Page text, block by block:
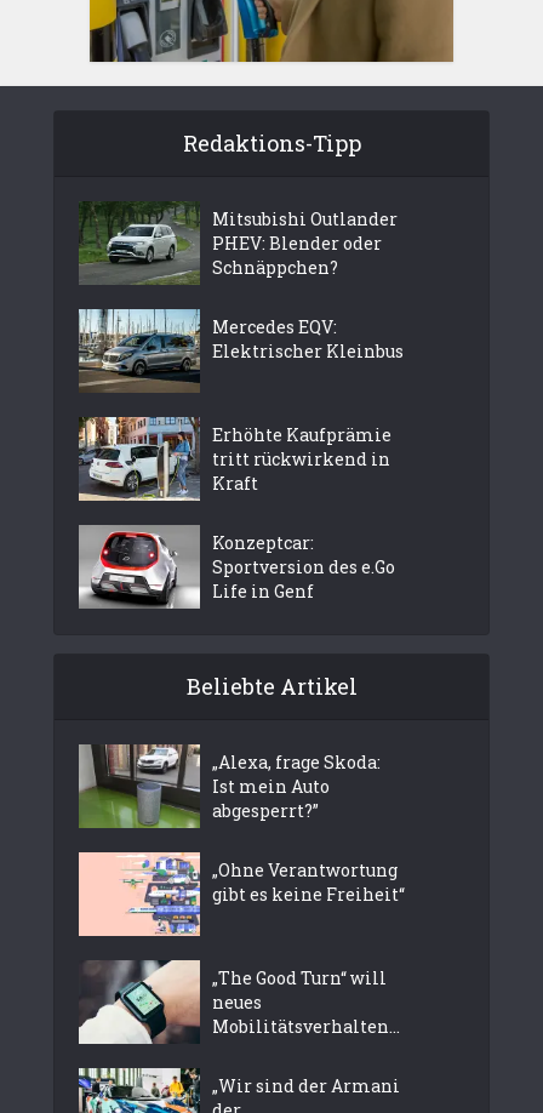
Redaktions-Tipp
Mitsubishi Outlander
PHEV: Blender oder
Schnäppchen?
Mercedes EQV:
Elektrischer Kleinbus
Erhöhte Kaufprämie
tritt rückwirkend in
Kraft
Konzeptcar:
Sportversion des e.Go
Life in Genf
Beliebte Artikel
„Alexa, frage Skoda:
Ist mein Auto
abgesperrt?”
„Ohne Verantwortung
gibt es keine Freiheit“
„The Good Turn“ will
neues
Mobilitätsverhalten...
„Wir sind der Armani